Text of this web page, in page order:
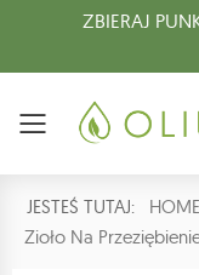
ZBIERAJ
Menu
JESTEŚ TUTAJ: HOME
Zioło Na